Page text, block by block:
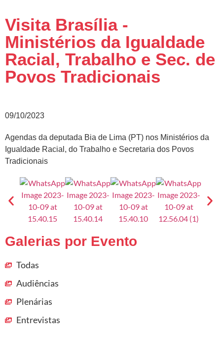
Visita Brasília -
Ministérios da Igualdade
Racial, Trabalho e Sec. de
Povos Tradicionais
09/10/2023
Agendas da deputada Bia de Lima (PT) nos Ministérios da
Igualdade Racial, do Trabalho e Secretaria dos Povos
Tradicionais
Galerias por Evento
Todas
Audiências
Plenárias
Entrevistas